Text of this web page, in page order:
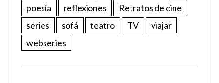
poesía
reflexiones
Retratos de cine
series
sofá teatro TV
viajar
webseries